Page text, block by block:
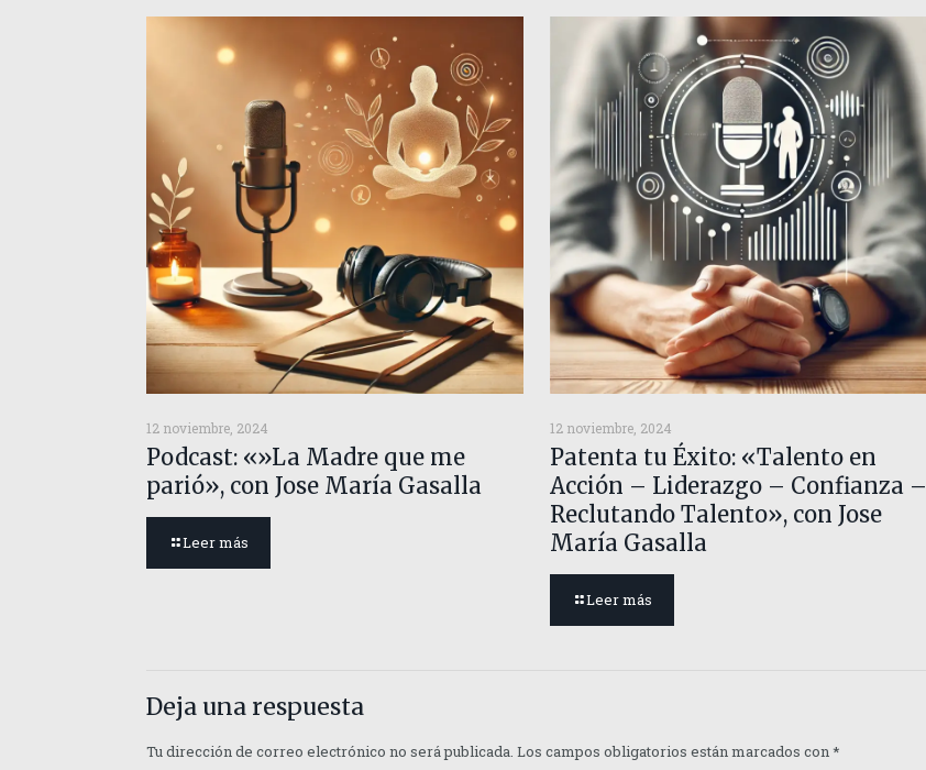
12 noviembre, 2024
Podcast: «»La Madre que me
parió», con Jose María Gasalla
Leer más
12 noviembre, 2024
Patenta tu Éxito: «Talento en
Acción – Liderazgo – Confianza –
Reclutando Talento», con Jose
María Gasalla
Leer más
Deja una respuesta
Tu dirección de correo electrónico no será publicada. Los campos obligatorios están marcados con*